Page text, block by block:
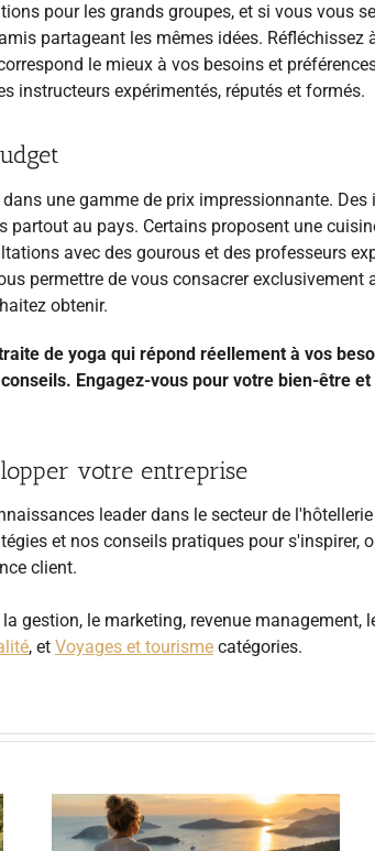
pour les grands groupes, et si vous vous
partageant les mêmes idées. Réfléchissez
le mieux à vos besoins et
instructeurs expérimentés, réputés et formés.
une gamme de prix impressionnante.
partout au pays. Certains proposent une
avec des gourous et des professeurs
permettre de vous consacrer exclusivement
obtenir.
de yoga qui répond réellement à vos
Engagez-vous pour votre bien-être
votre entreprise
leader dans le secteur de
et nos conseils pratiques pour s'inspirer,
client.
gestion, le marketing, revenue management,
, et Voyages et tourisme catégories.